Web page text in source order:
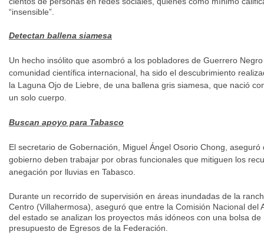
“insensible”.
Detectan ballena siamesa
Un hecho insólito que asombró a los pobladores de Guerrero
comunidad científica internacional, ha sido el descubrimiento
la Laguna Ojo de Liebre, de una ballena gris siamesa, que nació
un solo cuerpo.
Buscan apoyo para Tabasco
El secretario de Gobernación, Miguel Ángel Osorio Chong,
gobierno deben trabajar por obras funcionales que mitiguen los
anegación por lluvias en Tabasco.
Durante un recorrido de supervisión en áreas inundadas de la
Centro (Villahermosa), aseguró que entre la Comisión Nacional del
del estado se analizan los proyectos más idóneos con una bolsa
presupuesto de Egresos de la Federación.